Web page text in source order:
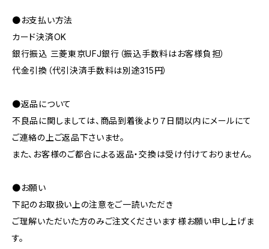
●お支払い方法
カード決済OK
銀行振込 三菱東京UFJ銀行（振込手数料はお客様負担）
代金引換（代引決済手数料は別途315円）
●返品について
不良品に関しましては、商品到着後より７日間以内にメールにて
ご連絡の上ご返品下さいませ。
また、お客様のご都合による返品・交換は受け付けておりません。
●お願い
下記のお取扱い上の注意をご一読いただき
ご理解いただいた方のみご注文くださいます様お願い申し上げま
す。